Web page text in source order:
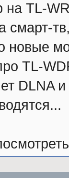
на TL-
смарт-
новые
TL-
DLNA